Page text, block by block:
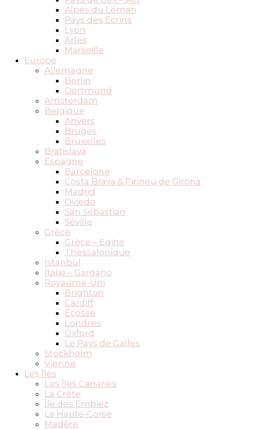
Alpes du Léman
Pays des Écrins
Lyon
Arles
Marseille
Europe
Allemagne
Berlin
Dortmund
Amsterdam
Belgique
Anvers
Bruges
Bruxelles
Bratislava
Espagne
Barcelone
Costa Brava & Pirineu de Girona
Madrid
Oviedo
San Sebastian
Séville
Grèce
Grèce – Egine
Thessalonique
Istanbul
Italie – Gargano
Royaume-Uni
Brighton
Cardiff
Écosse
Londres
Oxford
Le Pays de Galles
Stockholm
Vienne
Les îles
Les Îles Canaries
La Crète
Île des Embiez
La Haute-Corse
Madère